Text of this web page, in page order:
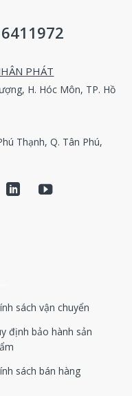
PHÁT
H. Hóc Môn, TP. Hồ
Thạnh, Q. Tân Phú,
sách vận chuyển
định bảo hành sản
sách bán hàng